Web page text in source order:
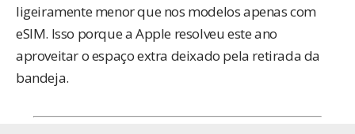
ligeiramente menor que nos modelos apenas com
eSIM. Isso porque a Apple resolveu este ano
aproveitar o espaço extra deixado pela retirada da
bandeja.